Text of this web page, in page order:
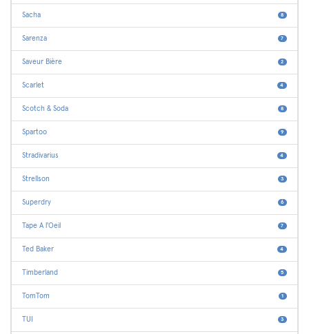
Sacha 8
Sarenza 7
Saveur Bière 2
Scarlet 4
Scotch & Soda 8
Spartoo 9
Stradivarius 4
Strellson 3
Superdry 6
Tape A l'Oeil 7
Ted Baker 4
Timberland 5
TomTom 1
TUI 3